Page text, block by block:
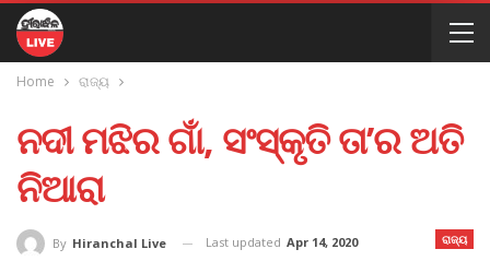
Home ରାଜ୍ୟ
ନଦୀ ମଝିର ଗାଁ, ସଂସ୍କୃତି ତା’ର ଅତି
ନିଆରା
ରାଜ୍ୟ
By Hiranchal Live Last updated Apr 14, 2020